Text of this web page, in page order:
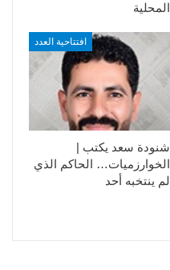
المحلية
افتتاحية العدد
شنودة سعد يكتب |
الخوارزميات… الحاكم الذي
لم ينتخبه أحد